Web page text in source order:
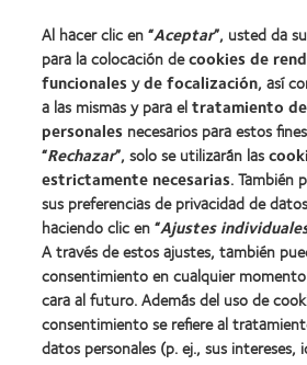
Usuario experimentado
Blog
Sobre nosotros
Carreras
Noticias
Contacto
Legal
Política de privacidad
Al hacer clic en “Aceptar”, usted da
para la colocación decookies de
funcionalesyde focalización, así
a las mismas y para eltratamiento
personales necesarios para estos
“Rechazar”, solo se utilizarán las
estrictamente necesarias. También
sus preferencias de privacidad de
haciendo clic en “Ajustes
A través de estos ajustes, también
consentimiento en cualquier
cara al futuro. Además del uso de
consentimiento se refiere al
datos personales (p. ej., sus intereses,